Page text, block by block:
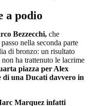
a podio
Bezzecchi, che
nella seconda parte
di bronzo: un risultato
ha trattenuto le lacrime
piazza per Alex
una Ducati davvero in
Marquez infatti